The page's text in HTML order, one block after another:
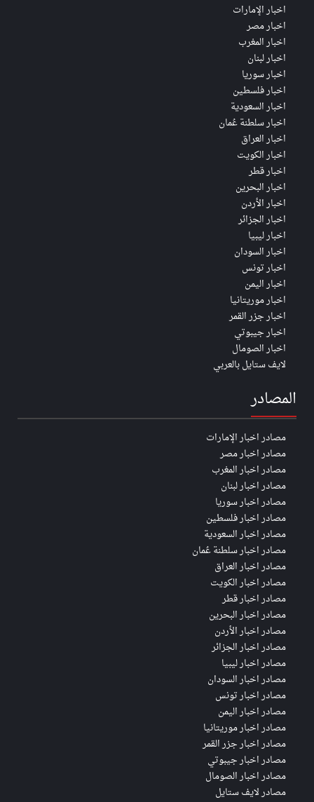
اخبار الإمارات
اخبار مصر
اخبار المغرب
اخبار لبنان
اخبار سوريا
اخبار فلسطين
اخبار السعودية
اخبار سلطنة عُمان
اخبار العراق
اخبار الكويت
اخبار قطر
اخبار البحرين
اخبار الأردن
اخبار الجزائر
اخبار ليبيا
اخبار السودان
اخبار تونس
اخبار اليمن
اخبار موريتانيا
اخبار جزر القمر
اخبار جيبوتي
اخبار الصومال
لايف ستايل بالعربي
المصادر
مصادر اخبار الإمارات
مصادر اخبار مصر
مصادر اخبار المغرب
مصادر اخبار لبنان
مصادر اخبار سوريا
مصادر اخبار فلسطين
مصادر اخبار السعودية
مصادر اخبار سلطنة عُمان
مصادر اخبار العراق
مصادر اخبار الكويت
مصادر اخبار قطر
مصادر اخبار البحرين
مصادر اخبار الأردن
مصادر اخبار الجزائر
مصادر اخبار ليبيا
مصادر اخبار السودان
مصادر اخبار تونس
مصادر اخبار اليمن
مصادر اخبار موريتانيا
مصادر اخبار جزر القمر
مصادر اخبار جيبوتي
مصادر اخبار الصومال
مصادر لايف ستايل